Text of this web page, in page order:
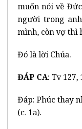
muốn nói về
người trong
mình, còn vợ thì
Đó là lời Chúa.
ĐÁP CA: Tv 127,
Đáp: Phúc thay
(c. 1a).